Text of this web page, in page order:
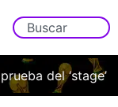
del ‘stage’